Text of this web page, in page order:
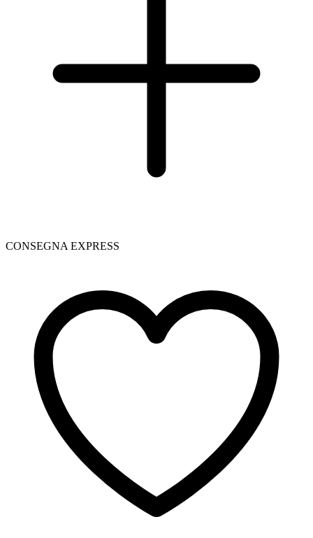
CONSEGNA EXPRESS